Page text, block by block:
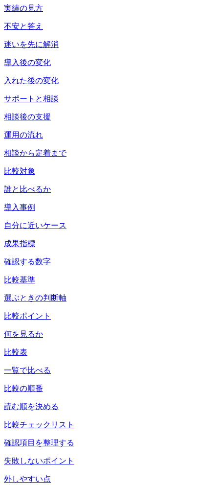
実績の見方
不安と答え
迷いを先に解消
導入後の変化
入れた後の変化
サポートと相談
相談後の支援
運用の流れ
相談から定着まで
比較対象
誰と比べるか
導入事例
自分に近いケース
成果指標
確認する数字
比較基準
選ぶときの判断軸
比較ポイント
何を見るか
比較表
一覧で比べる
比較の順番
読む順を決める
比較チェックリスト
確認項目を整理する
失敗しないポイント
外しやすい点